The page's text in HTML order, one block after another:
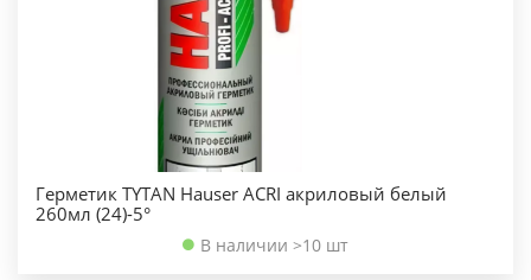
Герметик TYTAN Hauser ACRI акриловый белый
260мл (24)-5°
В наличии >10 шт